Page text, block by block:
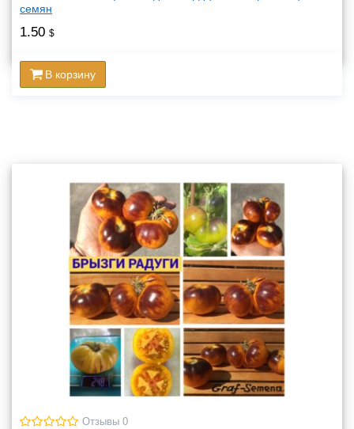
семян
1.50 $
В корзину
Отзывы 0